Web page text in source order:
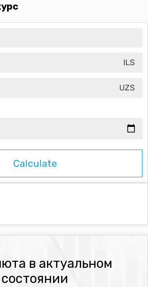
ILS
UZS
в актуальном
состоянии